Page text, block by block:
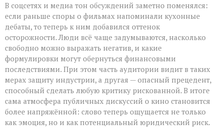
В соцсетях и медиа тон обсуждений заметно поменялся:
если раньше споры о фильмах напоминали кухонные
дебаты, то теперь к ним добавился оттенок
осторожности. Люди всё чаще задумываются, насколько
свободно можно выражать негатив, и какие
формулировки могут обернуться финансовыми
последствиями. При этом часть аудитории видит в таких
мерах защиту индустрии, а другая — опасный прецедент,
способный сделать любую критику рискованной. В итоге
сама атмосфера публичных дискуссий о кино становится
более напряжённой: слово теперь ощущается не только
как эмоция, но и как потенциальный юридический риск.